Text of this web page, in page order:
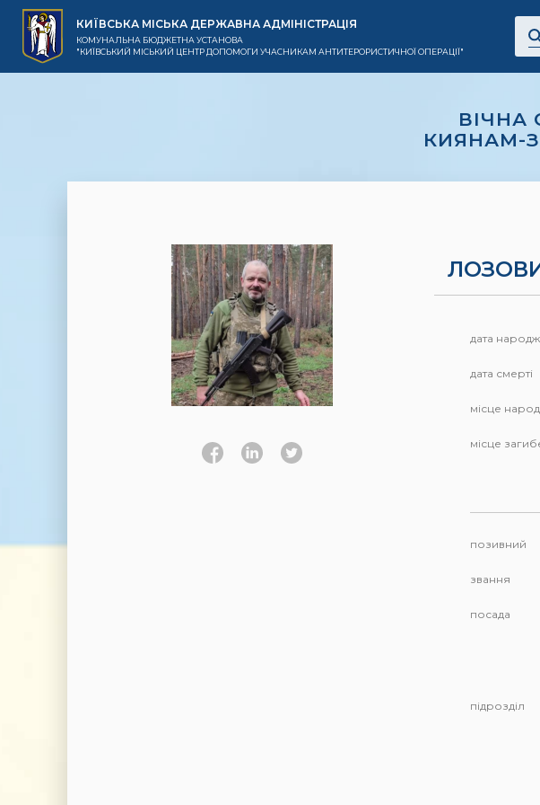
КИЇВСЬКА МІСЬКА ДЕРЖАВНА АДМІНІСТРАЦІЯ
КОМУНАЛЬНА БЮДЖЕТНА УСТАНОВА
"КИЇВСЬКИЙ МІСЬКИЙ ЦЕНТР ДОПОМОГИ УЧАСНИКАМ АНТИТЕРОРИСТИЧНОЇ ОПЕРАЦІЇ"
ВІЧНА
КИЯНАМ-
дата
дата смерті
місце
місце
позивний
звання
посада
підрозділ